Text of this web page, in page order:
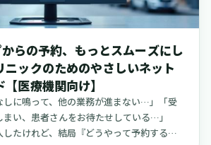
を育むための工夫を、現場目線で丁寧に
らの予約、もっとスムーズにし
ニックのためのやさしいネット
医療機関向け】
しに鳴って、他の業務が進まない…」「受
い、患者さんをお待たせしている…」
したけれど、結局『どうやって予約する